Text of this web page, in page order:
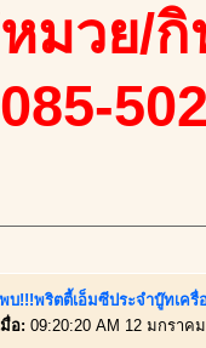
หมวย/
บ!!!พริตตี้เอ็มซีประจำบู๊ทเค
อ: 09:20:20 AM 12 มกราค